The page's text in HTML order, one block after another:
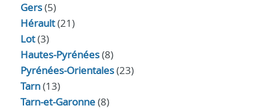
Gers(5)
Hérault(21)
Lot(3)
Hautes-Pyrénées(8)
Pyrénées-Orientales(23)
Tarn(13)
Tarn-et-Garonne(8)